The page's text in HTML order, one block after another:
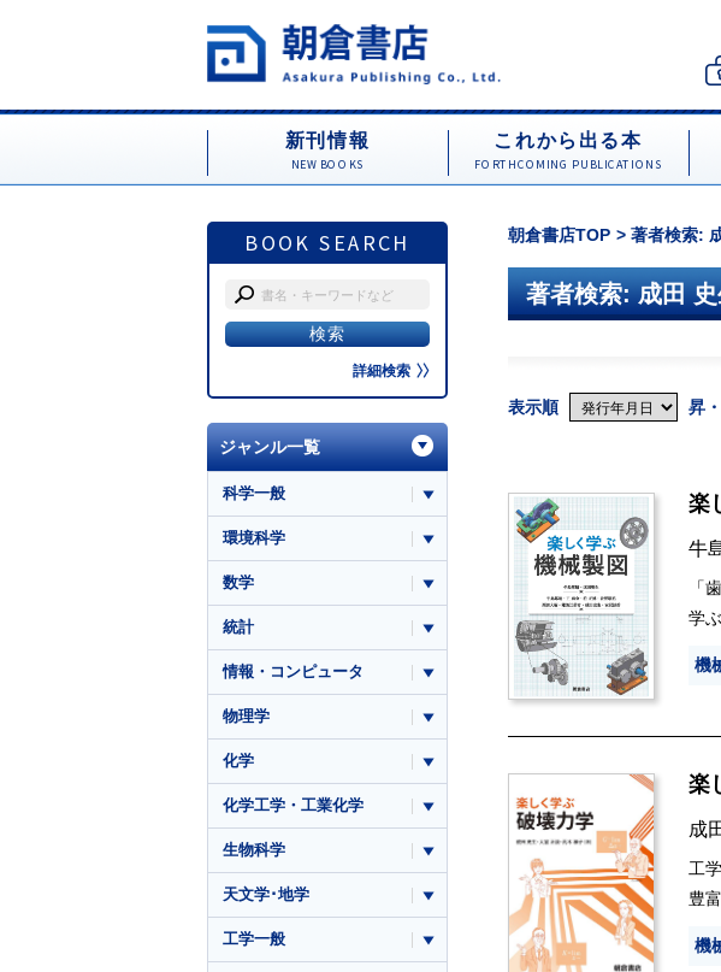
新刊情報
NEW BOOKS
これから出る本
FORTHCOMING PUBLICATIONS
BOOK SEARCH
詳細検索
朝倉書店TOP 著者検索:
著者検索: 成田
表示順 昇
楽
牛
「
学
機
楽
成
工
豊
機
ジャンル一覧
科学一般
環境科学
数学
統計
情報・コンピュータ
物理学
化学
化学工学・工業化学
生物科学
天文学･地学
工学一般